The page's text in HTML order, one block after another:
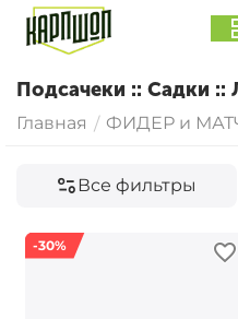
Подсачеки :: Садки ::
Главная / ФИДЕР и
Все фильтры
-30%